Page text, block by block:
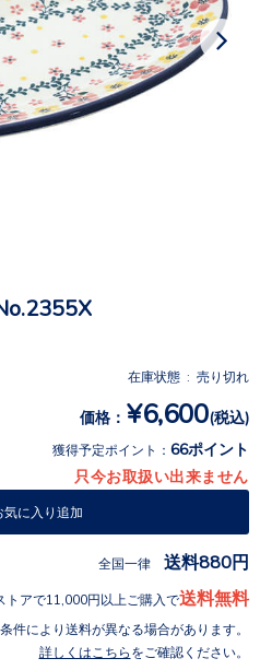
在庫状態 : 売り切れ
価格： ¥6,600(税込)
獲得予定ポイント： 66ポイント
只今お取扱い出来ません
気に入り追加
全国一律 送料880円
トアで11,000円以上ご購入で送料無料
条件により送料が異なる場合があります。
詳しくはこちら をご確認ください。